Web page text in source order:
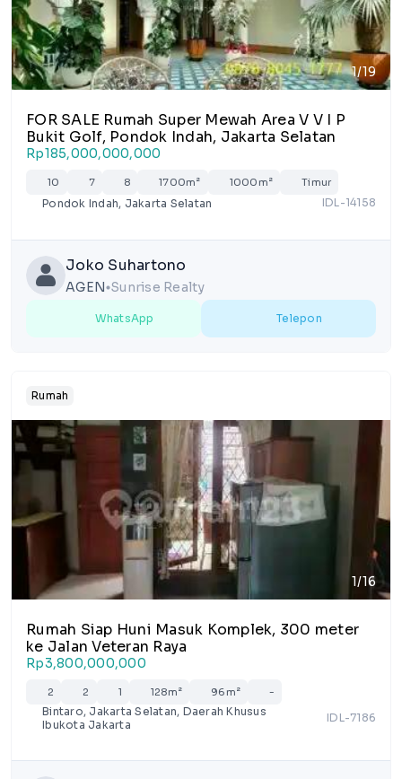
1/19
FOR SALE Rumah Super Mewah Area V V I P
Bukit Golf, Pondok Indah, Jakarta Selatan
Rp185,000,000,000
10 7 8 1700m² 1000m² Timur
Pondok Indah, Jakarta Selatan IDL-14158
Joko Suhartono
AGEN lens Sunrise Realty
WhatsApp Telepon
Rumah
1/16
Rumah Siap Huni Masuk Komplek, 300 meter
ke Jalan Veteran Raya
Rp3,800,000,000
2 2 1 128m² 96m² -
Bintaro, Jakarta Selatan, Daerah Khusus
Ibukota Jakarta
IDL-7186